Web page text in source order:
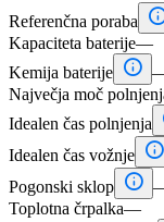
Referenčna poraba
Kapaciteta baterije—
Kemija baterije 
Največja moč
Idealen čas polnjenja
Idealen čas vožnje 
Pogonski sklop 
Toplotna črpalka—